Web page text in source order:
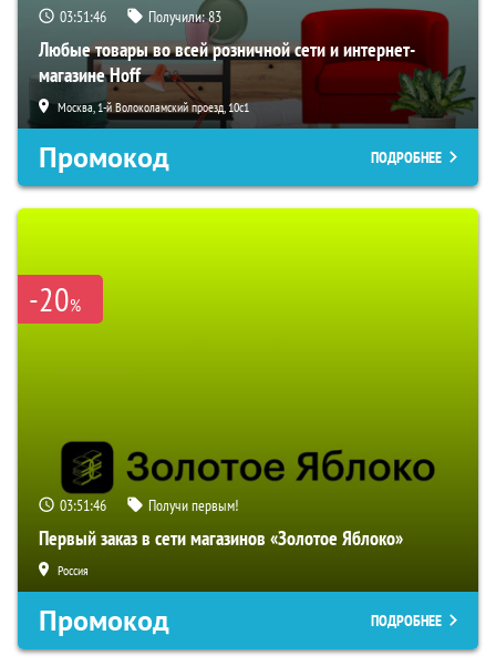
03:51:45 Получили:83
Любые товары во всей розничной сети и интернет-
магазине Hoff
Москва, 1-й Волоколамский проезд, 10с1
Промокод ПОДРОБНЕЕ
-20%
03:51:45 Получи первым!
Первый заказ в сети магазинов «Золотое Яблоко»
Россия
Промокод ПОДРОБНЕЕ